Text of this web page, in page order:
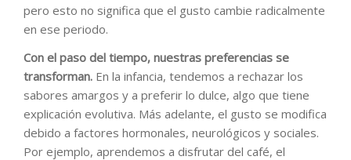
pero esto no significa que el gusto cambie radicalmente
en ese periodo.
Con el paso del tiempo, nuestras preferencias se
transforman. En la infancia, tendemos a rechazar los
sabores amargos y a preferir lo dulce, algo que tiene
explicación evolutiva. Más adelante, el gusto se modifica
debido a factores hormonales, neurológicos y sociales.
Por ejemplo, aprendemos a disfrutar del café, el